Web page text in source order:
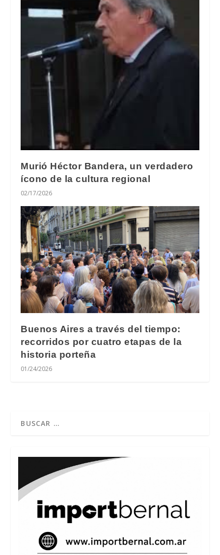
Murió Héctor Bandera, un verdadero
ícono de la cultura regional
02/17/2026
Buenos Aires a través del tiempo:
recorridos por cuatro etapas de la
historia porteña
01/24/2026